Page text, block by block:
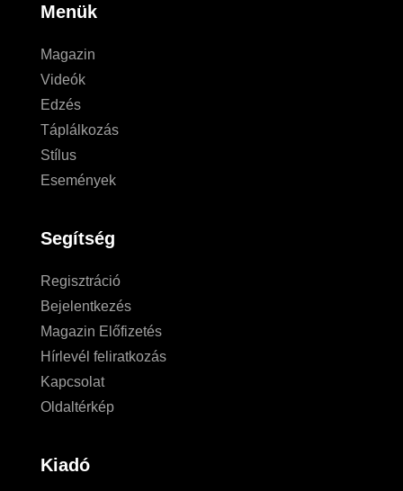
Menük
Magazin
Videók
Edzés
Táplálkozás
Stílus
Események
Segítség
Regisztráció
Bejelentkezés
Magazin Előfizetés
Hírlevél feliratkozás
Kapcsolat
Oldaltérkép
Kiadó